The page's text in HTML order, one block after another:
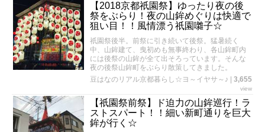
【2018京都祇園祭】ゆったり夜の後
祭をぶらり！夜の山鉾めぐりは快適で
狙い目！！風情漂う祇園囃子☆
祇園祭後半。前祭に引き続いて後祭。猛暑続く
中、山鉾建て、曳初めも無事終わり、各山鉾町内
には後祭の山鉾が全て出そろっています。そんな
夜の後祭山鉾町をぶらり散策してきました。
豆はなのリアル京都暮らし☆ヨ～イヤサ～♪
3,655
view
【祇園祭前祭】ド迫力の山鉾巡行！ラ
ストスパート！！細い新町通りを巨大
鉾が行く☆